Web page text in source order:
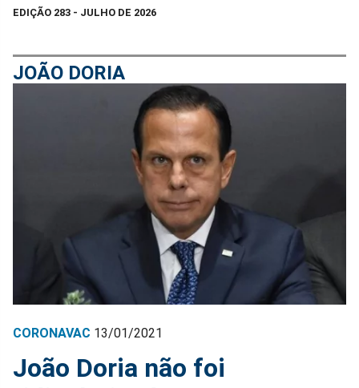
EDIÇÃO 283 - JULHO DE 2026
JOÃO DORIA
CORONAVAC 13/01/2021
João Doria não foi